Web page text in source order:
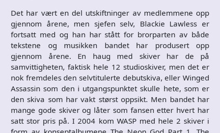
Det har vært en del utskiftninger av medlemmene opp
gjennom årene, men sjefen selv, Blackie Lawless er
fortsatt med og han har stått for brorparten av både
tekstene og musikken bandet har produsert opp
gjennom årene. En haug med skiver har de på
samvittigheten, faktisk hele 12 studioskiver, men det er
nok fremdeles den selvtitulerte debutskiva, eller Winged
Assassin som den i utgangspunktet skulle hete, som er
den skiva som har vakt størst oppsikt. Men bandet har
mange gode skiver og låter som fansen etter hvert har
satt stor pris på. I 2004 kom WASP med hele 2 skiver i